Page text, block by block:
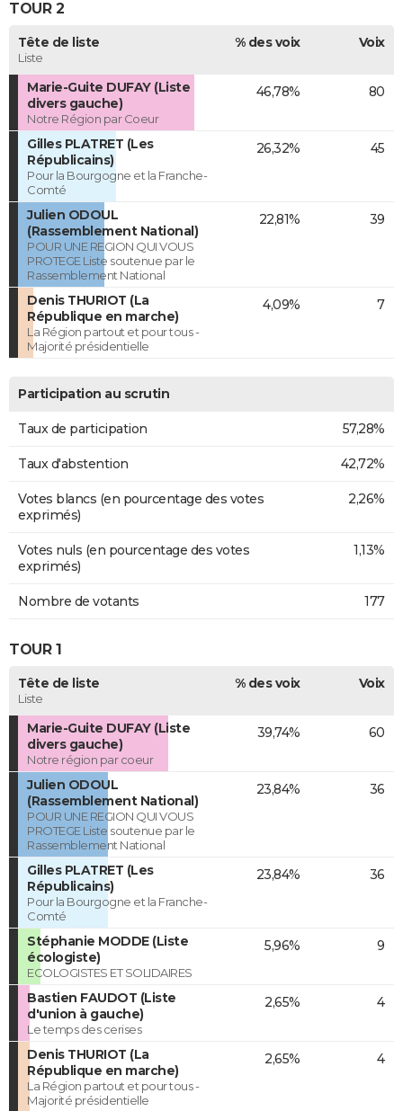
TOUR 2
Tête de liste
Liste
% des voix Voix
Marie-Guite DUFAY (Liste
divers gauche)
Notre Région par Coeur
46,78% 80
Gilles PLATRET (Les
Républicains)
Pour la Bourgogne et la Franche-
Comté
26,32% 45
Julien ODOUL
(Rassemblement National)
POUR UNE REGION QUI VOUS
PROTEGE Liste soutenue par le
Rassemblement National
22,81% 39
Denis THURIOT (La
République en marche)
La Région partout et pour tous -
Majorité présidentielle
4,09% 7
Participation au scrutin
Taux de participation 57,28%
Taux d'abstention 42,72%
Votes blancs (en pourcentage des votes
exprimés)
2,26%
Votes nuls (en pourcentage des votes
exprimés)
1,13%
Nombre de votants 177
TOUR 1
Tête de liste
Liste
% des voix Voix
Marie-Guite DUFAY (Liste
divers gauche)
Notre région par coeur
39,74% 60
Julien ODOUL
(Rassemblement National)
POUR UNE REGION QUI VOUS
PROTEGE Liste soutenue par le
Rassemblement National
23,84% 36
Gilles PLATRET (Les
Républicains)
Pour la Bourgogne et la Franche-
Comté
23,84% 36
Stéphanie MODDE (Liste
écologiste)
ECOLOGISTES ET SOLIDAIRES
5,96% 9
Bastien FAUDOT (Liste
d'union à gauche)
Le temps des cerises
2,65% 4
Denis THURIOT (La
République en marche)
La Région partout et pour tous -
Majorité présidentielle
2,65% 4